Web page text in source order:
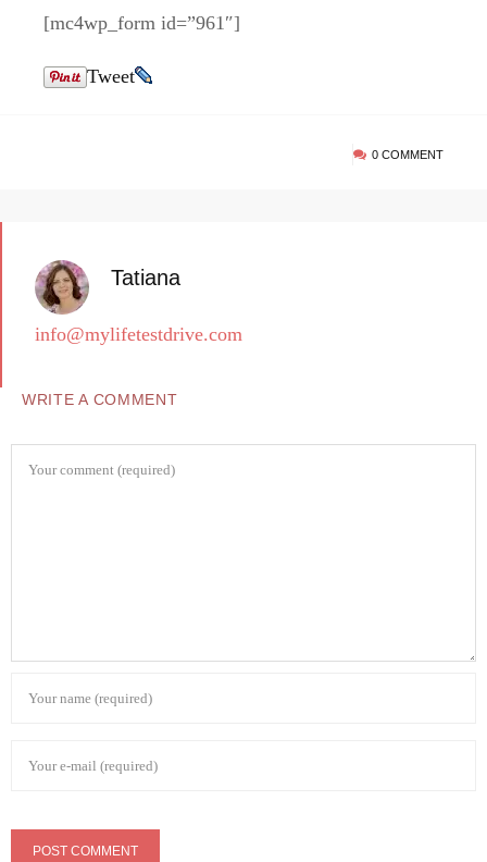
[mc4wp_form id=”961″]
Tweet
0 COMMENT
Tatiana
info@mylifetestdrive.com
WRITE A COMMENT